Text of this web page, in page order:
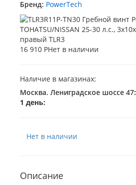
Бренд: PowerTech
16 910 РНет в наличии
Наличие в магазинах:
Москва. Лениградское шоссе 47:
1 день:
Нет в наличии
Описание